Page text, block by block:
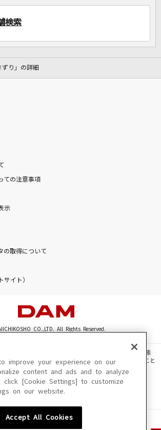
検索
ずり」の詳細
ての注意事項
示
の取得について
サイト）
CO.,LTD. All Rights Reserved.
る一切の文章・画像・写真・動画・音声等を、手段や形態
る範囲を超えて無断で複製、転載、ファイル化などすること
種によりご利用いただけない場合があります。
日、配信内容が変更になる場合があります。
improve your experience on our
content and ads and to analyze
click [Cookie Settings] to customize
on our website.
Accept All Cookies